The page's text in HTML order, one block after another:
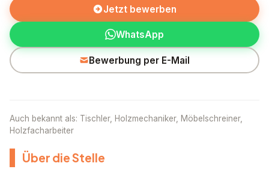
Jetzt bewerben
WhatsApp
Bewerbung per E-Mail
Auch bekannt als: Tischler, Holzmechaniker, Möbelschreiner,
Holzfacharbeiter
Über die Stelle